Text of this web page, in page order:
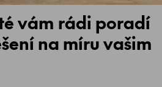
vám rádi poradí
na míru vašim